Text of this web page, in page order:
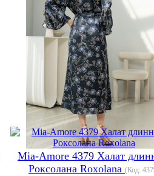
Mia-Amore 4379 Халат
Роксолана Roxolana (Код: